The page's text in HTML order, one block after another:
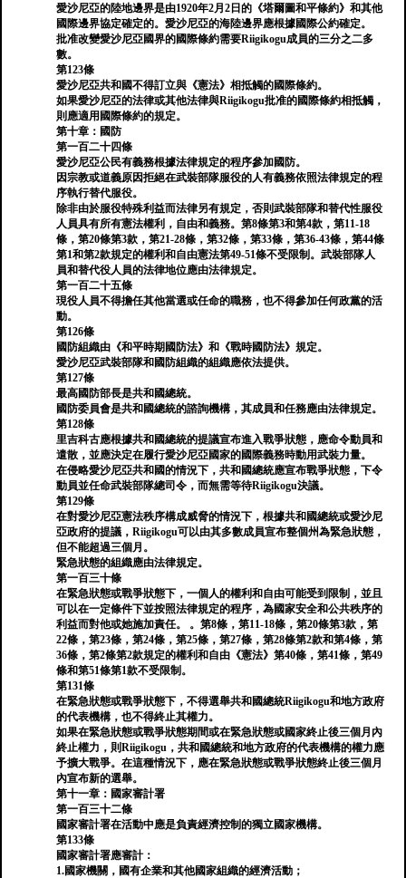
愛沙尼亞的陸地邊界是由1920年2月2日的《塔爾圖和平條約》和其他
國際邊界協定確定的。愛沙尼亞的海陸邊界應根據國際公約確定。
批准改變愛沙尼亞國界的國際條約需要Riigikogu成員的三分之二多
數。
第123條
愛沙尼亞共和國不得訂立與《憲法》相抵觸的國際條約。
如果愛沙尼亞的法律或其他法律與Riigikogu批准的國際條約相抵觸，
則應適用國際條約的規定。
第十章：國防
第一百二十四條
愛沙尼亞公民有義務根據法律規定的程序參加國防。
因宗教或道義原因拒絕在武裝部隊服役的人有義務依照法律規定的程
序執行替代服役。
除非由於服役特殊利益而法律另有規定，否則武裝部隊和替代性服役
人員具有所有憲法權利，自由和義務。第8條第3和第4款，第11-18
條，第20條第3款，第21-28條，第32條，第33條，第36-43條，第44條
第1和第2款規定的權利和自由憲法第49-51條不受限制。武裝部隊人
員和替代役人員的法律地位應由法律規定。
第一百二十五條
現役人員不得擔任其他當選或任命的職務，也不得參加任何政黨的活
動。
第126條
國防組織由《和平時期國防法》和《戰時國防法》規定。
愛沙尼亞武裝部隊和國防組織的組織應依法提供。
第127條
最高國防部長是共和國總統。
國防委員會是共和國總統的諮詢機構，其成員和任務應由法律規定。
第128條
里吉科古應根據共和國總統的提議宣布進入戰爭狀態，應命令動員和
遣散，並應決定在履行愛沙尼亞國家的國際義務時動用武裝力量。
在侵略愛沙尼亞共和國的情況下，共和國總統應宣布戰爭狀態，下令
動員並任命武裝部隊總司令，而無需等待Riigikogu決議。
第129條
在對愛沙尼亞憲法秩序構成威脅的情況下，根據共和國總統或愛沙尼
亞政府的提議，Riigikogu可以由其多數成員宣布整個州為緊急狀態，
但不能超過三個月。
緊急狀態的組織應由法律規定。
第一百三十條
在緊急狀態或戰爭狀態下，一個人的權利和自由可能受到限制，並且
可以在一定條件下並按照法律規定的程序，為國家安全和公共秩序的
利益而對他或她施加責任。 。第8條，第11-18條，第20條第3款，第
22條，第23條，第24條，第25條，第27條，第28條第2款和第4條，第
36條，第2條第2款規定的權利和自由《憲法》第40條，第41條，第49
條和第51條第1款不受限制。
第131條
在緊急狀態或戰爭狀態下，不得選舉共和國總統Riigikogu和地方政府
的代表機構，也不得終止其權力。
如果在緊急狀態或戰爭狀態期間或在緊急狀態或國家終止後三個月內
終止權力，則Riigikogu，共和國總統和地方政府的代表機構的權力應
予擴大戰爭。在這種情況下，應在緊急狀態或戰爭狀態終止後三個月
內宣布新的選舉。
第十一章：國家審計署
第一百三十二條
國家審計署在活動中應是負責經濟控制的獨立國家機構。
第133條
國家審計署應審計：
1.國家機關，國有企業和其他國家組織的經濟活動；